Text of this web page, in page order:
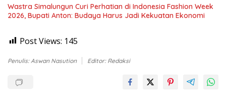
Wastra Simalungun Curi Perhatian di Indonesia Fashion Week
2026, Bupati Anton: Budaya Harus Jadi Kekuatan Ekonomi
Post Views: 145
Penulis: Aswan Nasution Editor: Redaksi